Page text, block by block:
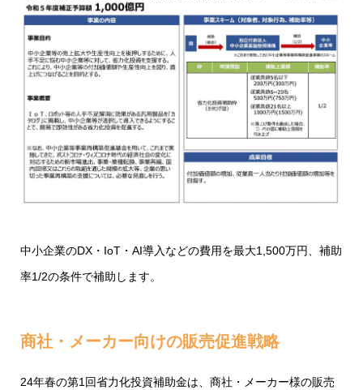
中小企業のDX・IoT・AI導入などの費用を最大1,500万円、補助
率1/2の条件で補助します。
商社・メーカー向けの販売促進戦略
24年春の第1回省力化投資補助金は、商社・メーカー様の販売